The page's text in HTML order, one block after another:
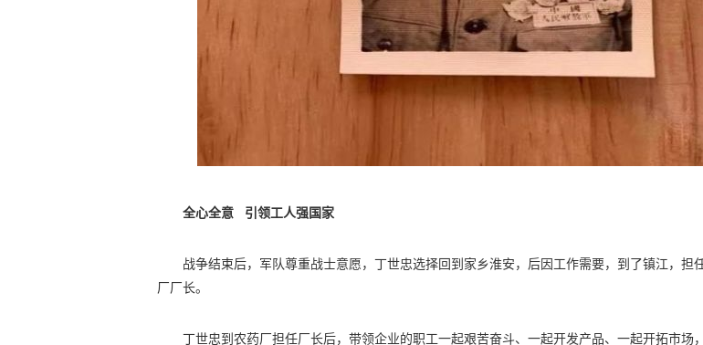
全心全意 引领工人强国家
战争结束后，军队尊重战士意愿，丁世忠选择回到家乡淮安，后因工作需要，到了镇江，担
厂厂长。
丁世忠到农药厂担任厂长后，带领企业的职工一起艰苦奋斗、一起开发产品、一起开拓市场